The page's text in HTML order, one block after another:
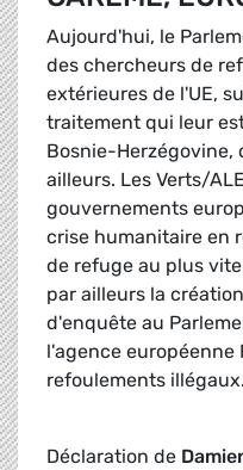
Aujourd'hui, le
des chercheurs de
extérieures de l'UE,
traitement qui leur
Bosnie-Herzégovine,
ailleurs. Les Verts/
gouvernements
crise humanitaire en
de refuge au plus
par ailleurs la
d'enquête au
l'agence européenne
refoulements illégaux.
Déclaration de